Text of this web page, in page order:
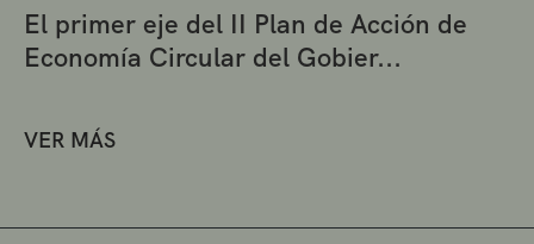
El primer eje del II Plan de Acción de
Economía Circular del Gobier...
VER MÁS